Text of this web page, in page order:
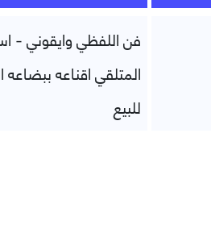
فن اللفظي وايقوني -
المتلقياقناعه
للبيع